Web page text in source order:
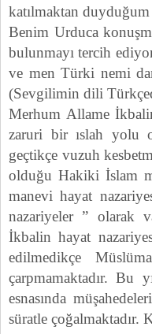
katılmaktan
Benim Urduca
bulunmayı tercih
ve men Türki nemi
(Sevgilimin dili
Merhum Allame
zaruri bir ıslah yolu
geçtikçe vuzuh
olduğu Hakiki İslam
manevi hayat
nazariyeler ” olarak
İkbalin hayat
edilmedikçe
çarpmamaktadır. Bu
esnasında
süratle